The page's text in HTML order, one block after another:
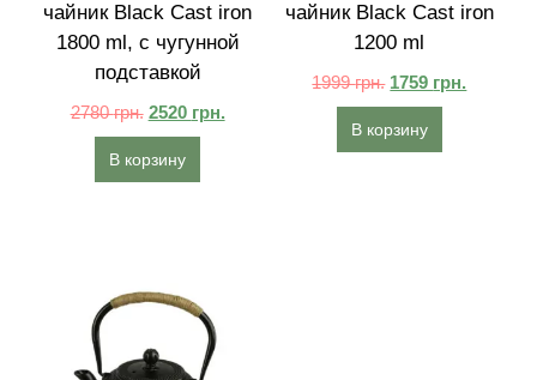
чайник Black Cast iron
1800 ml, с чугунной
подставкой
2780грн. 2520 грн.
В корзину
чайник Black Cast iron
1200 ml
1999грн. 1759 грн.
В корзину